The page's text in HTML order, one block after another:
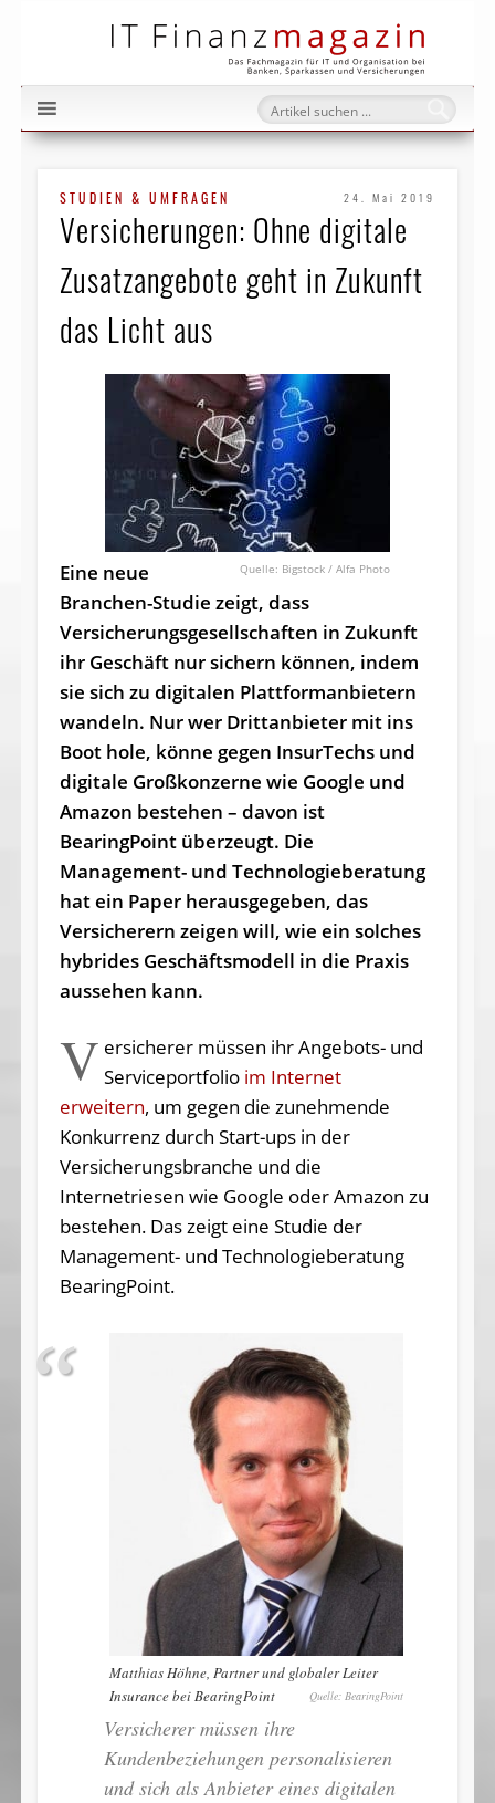
STUDIEN & UMFRAGEN 24. Mai 2019
Versicherungen: Ohne digitale
Zusatzangebote geht in Zukunft
das Licht aus
Bigstock / Alfa Photo
Eine neue
Branchen-Studie zeigt, dass
Versicherungsgesellschaften in Zukunft
ihr Geschäft nur sichern können, indem
sie sich zu digitalen Plattformanbietern
wandeln. Nur wer Drittanbieter mit ins
Boot hole, könne gegen InsurTechs und
digitale Großkonzerne wie Google und
Amazon bestehen – davon ist
BearingPoint überzeugt. Die
Management- und Technologieberatung
hat ein Paper herausgegeben, das
Versicherern zeigen will, wie ein solches
hybrides Geschäftsmodell in die Praxis
aussehen kann.
V ersicherer müssen ihr Angebots- und
Serviceportfolio im Internet
erweitern, um gegen die zunehmende
Konkurrenz durch Start-ups in der
Versicherungsbranche und die
Internetriesen wie Google oder Amazon zu
bestehen. Das zeigt eine Studie der
Management- und Technologieberatung
BearingPoint.
Matthias Höhne, Partner und globaler Leiter
Insurance bei BearingPoint
BearingPoint
Versicherer müssen ihre
Kundenbeziehungen personalisieren
und sich als Anbieter eines digitalen